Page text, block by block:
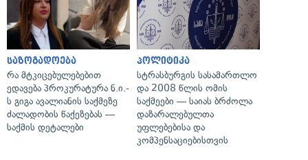
საზოგადოება
რა მტკიცებულებებით
ედავება პროკურატურა ნ.ი.-
ს გიგა ავალიანის საქმეზე
ძალადობის წაქეზებას —
საქმის დეტალები
პოლიტიკა
სტრასბურგის სასამართლო
და 2008 წლის ომის
საქმეები — საიას ბრძოლა
დაზარალებულთა
უფლებებისა და
კომპენსაციებისთვის